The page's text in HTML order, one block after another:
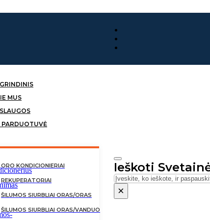
MUS
PARDUOTUVĖ
ORO KONDICIONIERIAI
REKUPERATORIAI
ŠILUMOS SIURBLIAI ORAS/ORAS
ŠILUMOS SIURBLIAI ORAS/VANDUO
Ieškoti
Ieškoti
×